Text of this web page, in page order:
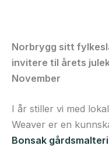
Norbrygg sitt
invitere til årets
November
I år stiller vi med
Weaver er en
Bonsak gårdsmalteri